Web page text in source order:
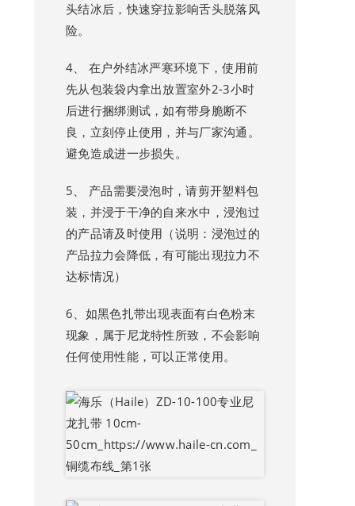
头结冰后，快速穿拉影响舌头脱落风
险。
4、 在户外结冰严寒环境下，使用前
先从包装袋内拿出放置室外2-3小时
后进行捆绑测试，如有带身脆断不
良，立刻停止使用，并与厂家沟通。
避免造成进一步损失。
5、 产品需要浸泡时，请剪开塑料包
装，并浸于干净的自来水中，浸泡过
的产品请及时使用（说明：浸泡过的
产品拉力会降低，有可能出现拉力不
达标情况）
6、如黑色扎带出现表面有白色粉末
现象，属于尼龙特性所致，不会影响
任何使用性能，可以正常使用。